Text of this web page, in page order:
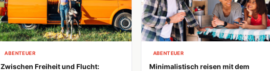
behaglich wird.
ABENTEUER
Zwischen Freiheit und Flucht:
ABENTEUER
Minimalistisch reisen mit dem